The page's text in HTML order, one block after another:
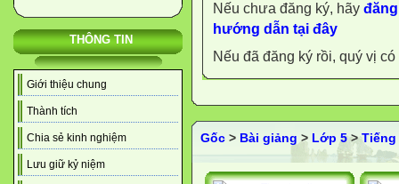
THÔNG TIN
Giới thiệu chung
Thành tích
Chia sẻ kinh nghiệm
Lưu giữ kỷ niệm
Nếu chưa đăng ký, hãy
hướng dẫn tại đây
Nếu đã đăng ký rồi, quý vị
Gốc > Bài giảng > Lớp 5>Tiếng